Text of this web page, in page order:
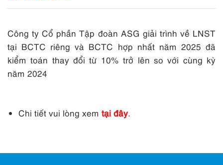
Công ty Cổ phần Tập đoàn ASG giải trình về LNST
tại BCTC riêng và BCTC hợp nhất năm 2025 đã
kiểm toán thay đổi từ 10% trở lên so với cùng kỳ
năm 2024
Chi tiết vui lòng xemtại đây